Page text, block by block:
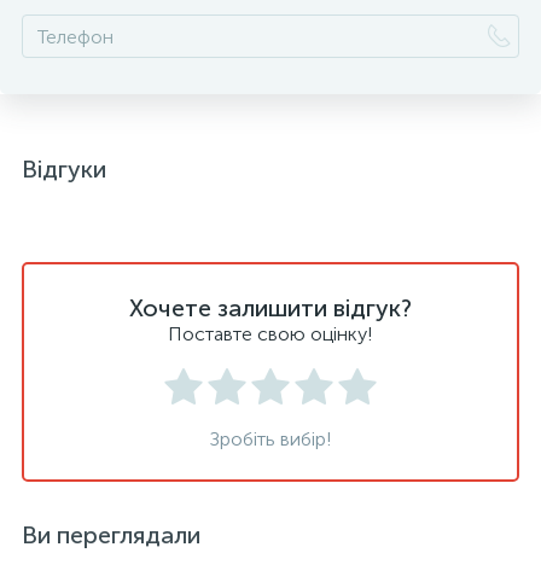
Відгуки
Хочете залишити відгук?
Поставте свою оцінку!
Зробіть вибір!
Ви переглядали